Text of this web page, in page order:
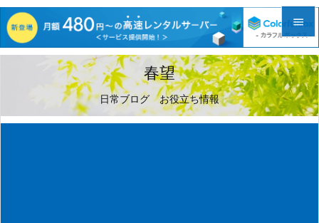
春望
日常ブログ お役立ち情報


メニュ

サイド
